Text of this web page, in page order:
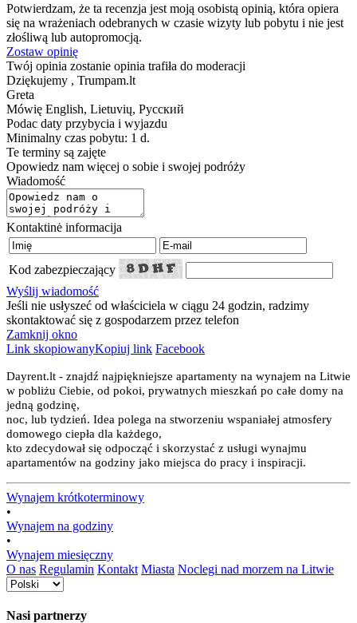
Potwierdzam, że ta recenzja jest moją osobistą opinią, która opiera
się na wrażeniach odebranych w czasie wizyty lub pobytu i nie jest
złośliwą lub autopromocją.
Zostaw opinię
Twój opinia zostanie opinia trafiła do moderacji
Dziękujemy , Trumpam.lt
Greta
Mówię English, Lietuvių, Русский
Podac daty przybycia i wyjazdu
Minimalny czas pobytu: 1 d.
Te terminy są zajęte
Opowiedz nam więcej o sobie i swojej podróży
Wiadomość
Kontaktinė informacija
Kod zabezpieczający
Wyślij wiadomość
Jeśli nie usłyszeć od właściciela w ciągu 24 godzin, radzimy
skontaktować się z gospodarzem przez telefon
Zamknij okno
Link skopiowanyKopiuj link Facebook
Dayrent.lt - znajdź najpiękniejsze apartamenty na wynajem na Litwie
w pobliżu Ciebie, od pokoi, prywatnych mieszkań po całe domy na
jedną godzinę,
noc, lub tydzień. Idea polega na stworzeniu wspaniałej atmosfery
domowego ciepła dla każdego,
kto zdecydował się odpocząć i skorzystać z usługi wynajmu
apartamentów na godziny jako miejsca do pracy i inspiracji.
Wynajem krótkoterminowy
•
Wynajem na godziny
•
Wynajem miesięczny
O nas Regulamin Kontakt Miasta Noclegi nad morzem na Litwie
Nasi partnerzy